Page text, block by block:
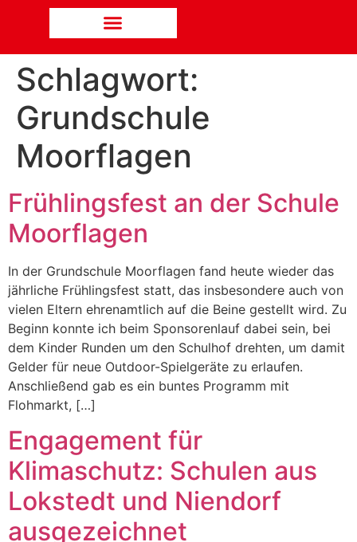
Schlagwort:
Grundschule
Moorflagen
Frühlingsfest an der Schule
Moorflagen
In der Grundschule Moorflagen fand heute wieder das
jährliche Frühlingsfest statt, das insbesondere auch von
vielen Eltern ehrenamtlich auf die Beine gestellt wird. Zu
Beginn konnte ich beim Sponsorenlauf dabei sein, bei
dem Kinder Runden um den Schulhof drehten, um damit
Gelder für neue Outdoor-Spielgeräte zu erlaufen.
Anschließend gab es ein buntes Programm mit
Flohmarkt, […]
Engagement für
Klimaschutz: Schulen aus
Lokstedt und Niendorf
ausgezeichnet